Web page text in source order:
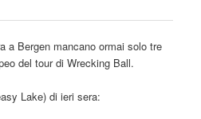
a Bergen mancano ormai solo tre
del tour di Wrecking Ball.
Lake) di ieri sera: